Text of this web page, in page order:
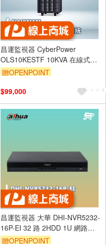
昌運監視器 CyberPower
OLS10KESTF 10KVA 在線式直
立式UPS不斷電系統 雙轉換架構
贈OPENPOINT
$99,000
昌運監視器 大華 DHI-NVR5232-
16P-EI 32 路 2HDD 1U 網路錄
影機 監控主機
贈OPENPOINT